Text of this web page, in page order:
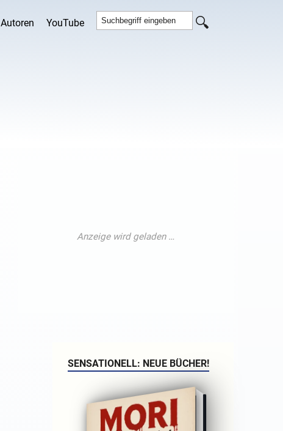
Autoren YouTube
SENSATIONELL: NEUE BÜCHER!